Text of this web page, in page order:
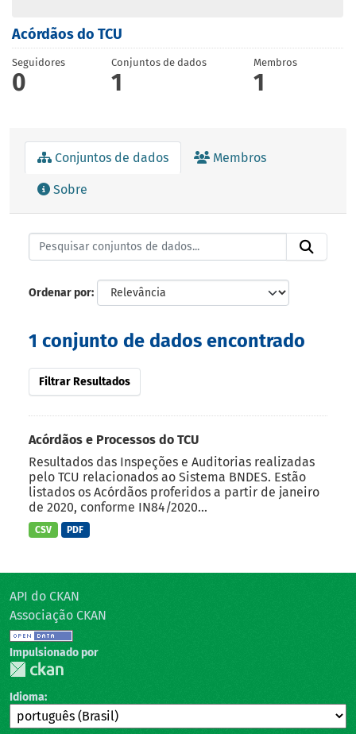
Acórdãos do TCU
Seguidores
0
Conjuntos de dados
1
Membros
1
Conjuntos de dados Membros
Sobre
Ordenar por
1 conjunto de dados encontrado
Filtrar Resultados
Acórdãos e Processos do TCU
Resultados das Inspeções e Auditorias realizadas
pelo TCU relacionados ao Sistema BNDES. Estão
listados os Acórdãos proferidos a partir de janeiro
de 2020, conforme IN84/2020...
CSV PDF
API do CKAN
Associação CKAN
Impulsionado por
Idioma